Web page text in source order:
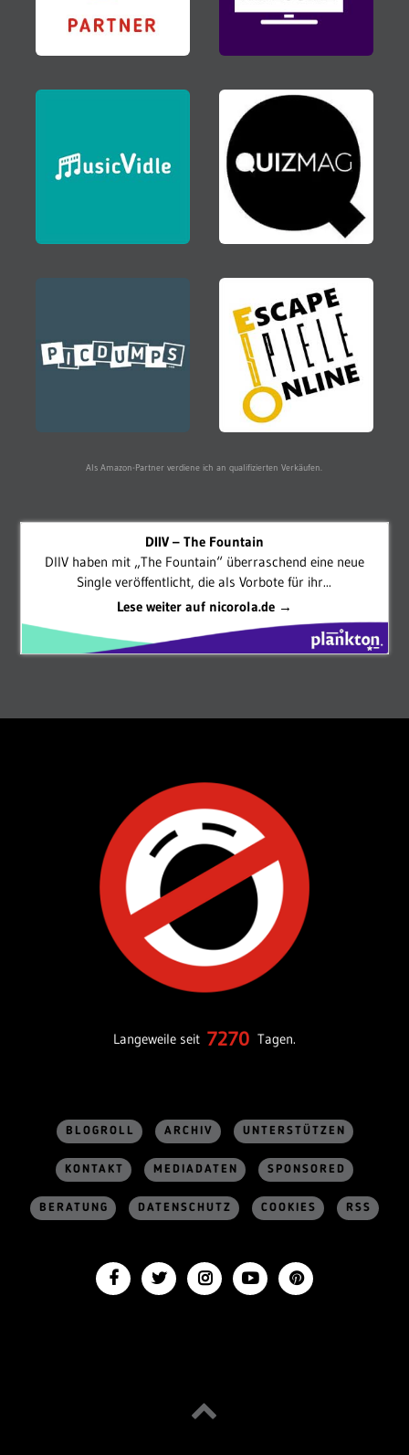
Als Amazon-Partner verdiene ich an qualifizierten Verkäufen.
DIIV – The Fountain
DIIV haben mit „The Fountain“ überraschend eine neue
Single veröffentlicht, die als Vorbote für ihr...
Lese weiter auf nicorola.de →
Langeweile seit 7270 Tagen.
BLOGROLL ARCHIV UNTERSTÜTZEN
KONTAKT MEDIADATEN SPONSORED
BERATUNG DATENSCHUTZ COOKIES RSS